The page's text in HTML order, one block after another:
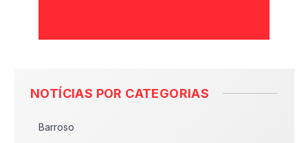
NOTÍCIAS POR CATEGORIAS
Barroso